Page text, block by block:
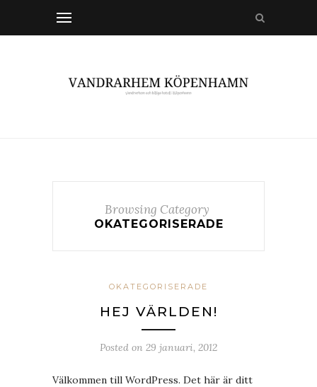
Browsing Category
OKATEGORISERADE
OKATEGORISERADE
HEJ VÄRLDEN!
Posted on 29 januari, 2012
Välkommen till WordPress. Det här är ditt